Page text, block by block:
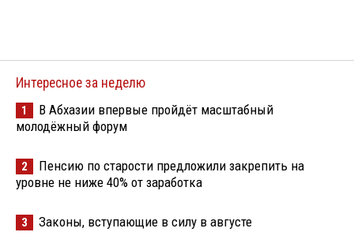
Интересное за неделю
1
В Абхазии впервые пройдёт масштабный
молодёжный форум
2
Пенсию по старости предложили закрепить на
уровне не ниже 40% от заработка
3 Законы, вступающие в силу в августе